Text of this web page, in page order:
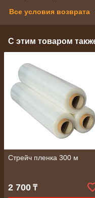
Все условия возврата
С этим товаром
Стрейч пленка 300 м
2 700 ₸